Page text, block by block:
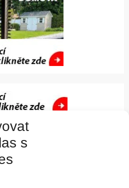
s KRÉM AQUASTOP
A MY PŘEKONTROLUJEME A